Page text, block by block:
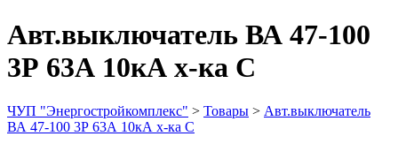
Авт.выключатель ВА 47-100
3Р 63А 10кА х-ка С
ЧУП "Энергостройкомплекс" > Товары > Авт.выключатель
ВА 47-100 3Р 63А 10кА х-ка С